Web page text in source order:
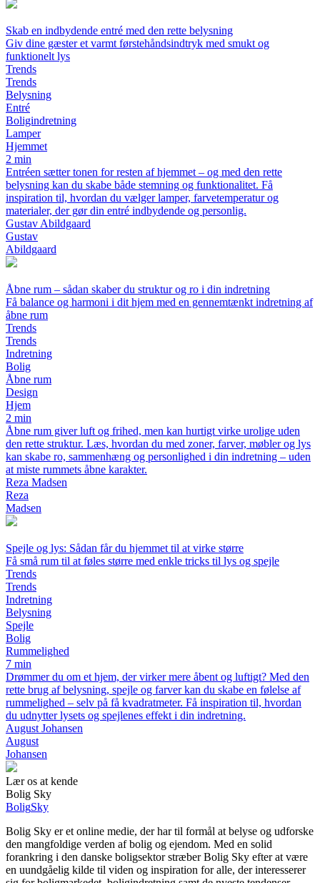
Skab en indbydende entré med den rette belysning
Giv dine gæster et varmt førstehåndsindtryk med smukt og
funktionelt lys
Trends
Trends
Belysning
Entré
Boligindretning
Lamper
Hjemmet
2 min
Entréen sætter tonen for resten af hjemmet – og med den rette
belysning kan du skabe både stemning og funktionalitet. Få
inspiration til, hvordan du vælger lamper, farvetemperatur og
materialer, der gør din entré indbydende og personlig.
Gustav Abildgaard
Gustav
Abildgaard
Åbne rum – sådan skaber du struktur og ro i din indretning
Få balance og harmoni i dit hjem med en gennemtænkt indretning af
åbne rum
Trends
Trends
Indretning
Bolig
Åbne rum
Design
Hjem
2 min
Åbne rum giver luft og frihed, men kan hurtigt virke urolige uden
den rette struktur. Læs, hvordan du med zoner, farver, møbler og lys
kan skabe ro, sammenhæng og personlighed i din indretning – uden
at miste rummets åbne karakter.
Reza Madsen
Reza
Madsen
Spejle og lys: Sådan får du hjemmet til at virke større
Få små rum til at føles større med enkle tricks til lys og spejle
Trends
Trends
Indretning
Belysning
Spejle
Bolig
Rummelighed
7 min
Drømmer du om et hjem, der virker mere åbent og luftigt? Med den
rette brug af belysning, spejle og farver kan du skabe en følelse af
rummelighed – selv på få kvadratmeter. Få inspiration til, hvordan
du udnytter lysets og spejlenes effekt i din indretning.
August Johansen
August
Johansen
Lær os at kende
Bolig Sky
BoligSky
Bolig Sky er et online medie, der har til formål at belyse og udforske
den mangfoldige verden af bolig og ejendom. Med en solid
forankring i den danske boligsektor stræber Bolig Sky efter at være
en uundgåelig kilde til viden og inspiration for alle, der interesserer